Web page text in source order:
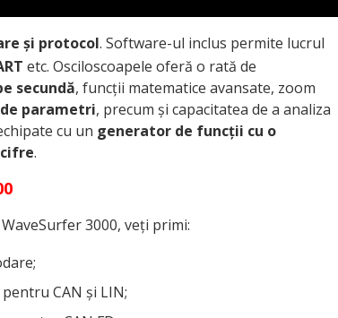
și protocol. Software-ul inclus permite lucrul
etc. Osciloscoapele oferă o rată de
secundă, funcții matematice avansate, zoom
parametri, precum și capacitatea de a analiza
cu un generator de funcții cu o
.
3000, veți primi:
CAN și LIN;